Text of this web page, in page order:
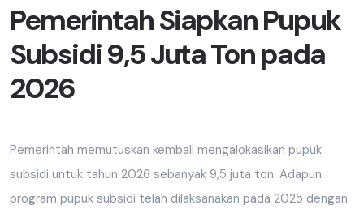
Pemerintah Siapkan Pupuk
Subsidi 9,5 Juta Ton pada
2026
Pemerintah memutuskan kembali mengalokasikan pupuk
subsidi untuk tahun 2026 sebanyak 9,5 juta ton. Adapun
program pupuk subsidi telah dilaksanakan pada 2025 dengan